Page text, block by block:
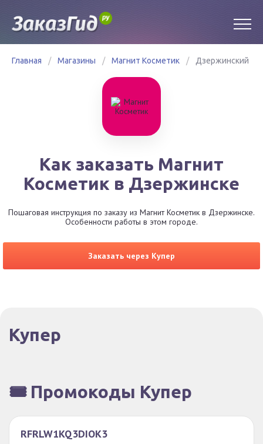
Главная / Магазины / Магнит Косметик / Дзержинский
Как заказать Магнит
Косметик в Дзержинске
Пошаговая инструкция по заказу из Магнит Косметик в Дзержинске.
Особенности работы в этом городе.
Заказать через Купер
Купер
🎟️ Промокоды Купер
RFRLW1KQ3DIOK3